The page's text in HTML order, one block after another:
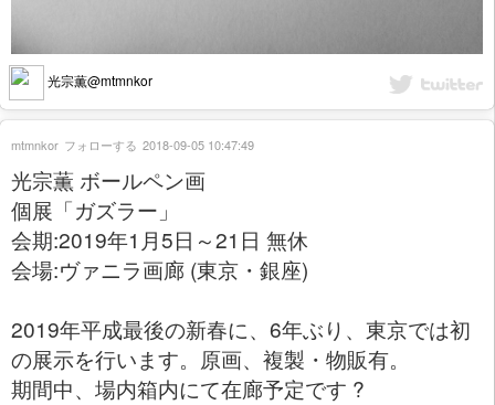
光宗薫@mtmnkor
光宗薫 ボールペン画
個展「ガズラー」
会期:2019年1月5日～21日 無休
会場:ヴァニラ画廊 (東京・銀座)
2019年平成最後の新春に、6年ぶり、東京では初
の展示を行います。原画、複製・物販有。
期間中、場内箱内にて在廊予定です ?
mtmnkor フォローする 2018-09-05 10:47:49